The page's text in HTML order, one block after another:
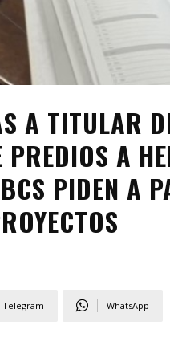
A TITULAR
A
PIDEN A
Telegram WhatsApp